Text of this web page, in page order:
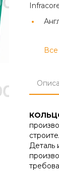
Все
Деталь